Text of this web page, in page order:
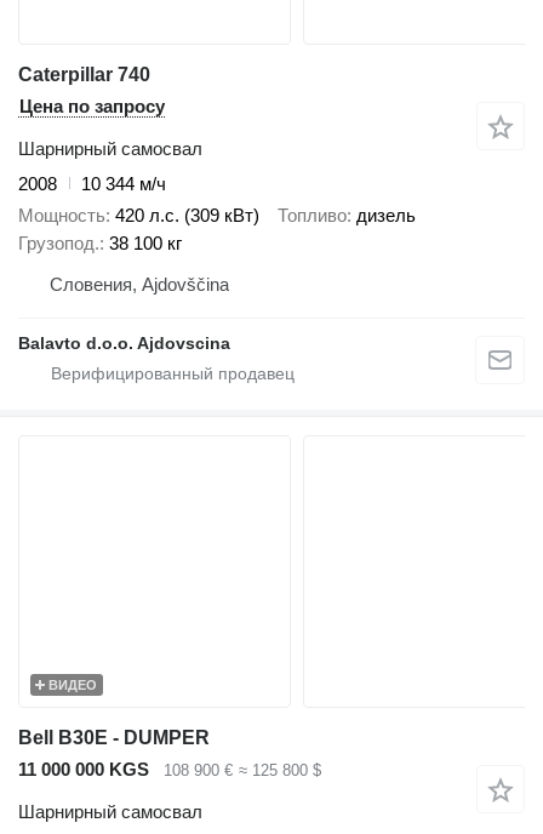
Caterpillar 740
Цена по запросу
Шарнирный самосвал
2008
10 344 м/ч
Мощность 420 л.с. (309 кВт) Топливо дизель
Грузопод. 38 100 кг
Словения, Ajdovščina
Balavto d.o.o. Ajdovscina
ВИДЕО
Bell B30E - DUMPER
11 000 000 KGS
108 900 € ≈ 125 800 $
Шарнирный самосвал